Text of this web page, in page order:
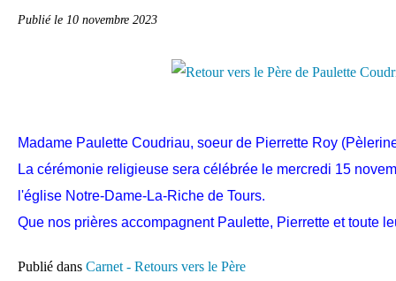
Publié le 10 novembre 2023
Madame Paulette Coudriau, soeur de Pierrette Roy
La cérémonie religieuse sera célébrée le mercredi 15
l'église Notre-Dame-La-Riche de Tours.
Que nos prières accompagnent Paulette, Pierrette et toute
Publié dans Carnet - Retours vers le Père